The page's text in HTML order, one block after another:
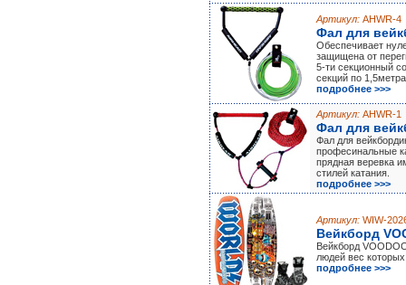
Артикул: AHWR-4
Фал для
Обеспечивает
защищена от
5-ти секционный
секций по
подробнее >>>
Артикул: AHWR-1
Фал для
Фал для
професинальные
прядная веревка
стилей катания.
подробнее >>>
Артикул: WIW-
Вейкборд
Вейкборд
людей вес
подробнее >>>